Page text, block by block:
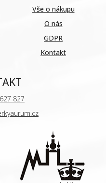
Vše o nákupu
O nás
GDPR
Kontakt
827